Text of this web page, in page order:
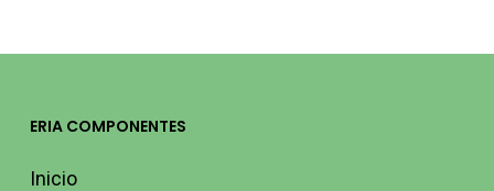
ERIA COMPONENTES
Inicio